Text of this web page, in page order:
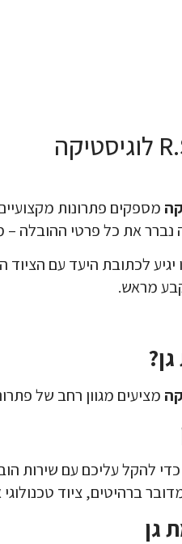
מספקים פתרונות
את כל פרטי ההובלה –
לכתובת היעד עם
מראש.
מציעים מגוון רחב של
להקל עליכם עם שירות
ברהיטים, ציוד טכנולוגי
גן